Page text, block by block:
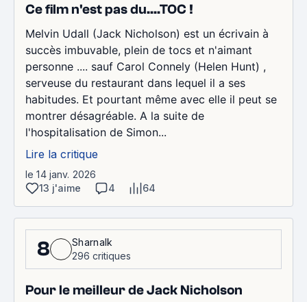
Ce film n'est pas du....TOC !
Melvin Udall (Jack Nicholson) est un écrivain à
succès imbuvable, plein de tocs et n'aimant
personne .... sauf Carol Connely (Helen Hunt) ,
serveuse du restaurant dans lequel il a ses
habitudes. Et pourtant même avec elle il peut se
montrer désagréable. A la suite de
l'hospitalisation de Simon...
Lire la critique
le 14 janv. 2026
13 j'aime
4 64
8
Sharnalk
296 critiques
Pour le meilleur de Jack Nicholson